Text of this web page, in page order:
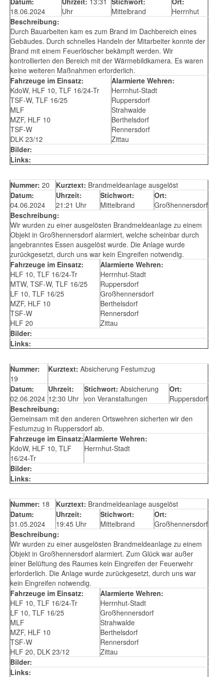
18.06.2024
Uhr
Mittelbrand
Herrnhut
Beschreibung:
Durch Bauarbeiten kam es zum Brand im Dachbereich eines
Gebäudes. Durch schnelles Handeln der Mitarbeiter konnte der
Brand mit einem Feuerlöscher bekämpft werden. Wir
kontrollierten den Bereich mit der Wärmebildkamera. Es waren
keine weiteren Maßnahmen erforderlich.
Fahrzeuge im Einsatz:
KdoW, HLF 10, TLF 16/24-Tr
TSF-W, TLF 16/25
MLF
MZF, HLF 10
TSF-W
DLK 23/12
Alarmierte Wehren:
Herrnhut-Stadt
Ruppersdorf
Strahwalde
Berthelsdorf
Rennersdorf
Zittau
Bilder:
Links:
Nummer: 20 Kurztext: Brandmeldeanlage ausgelöst
Datum:
04.06.2024
Uhrzeit:
21:21 Uhr
Stichwort:
Mittelbrand
Ort:
Großhennersdorf
Beschreibung:
Wir wurden zu einer ausgelösten Brandmeldeanlage zu einem
Objekt in Großhennersdorf alarmiert, welche scheinbar durch
angebranntes Essen ausgelöst wurde. Die Anlage wurde
zurückgesetzt, durch uns war kein Eingreifen notwendig.
Fahrzeuge im Einsatz:
HLF 10, TLF 16/24-Tr
MTW, TSF-W, TLF 16/25
LF 10, TLF 16/25
MZF, HLF 10
TSF-W
HLF 20
Alarmierte Wehren:
Herrnhut-Stadt
Ruppersdorf
Großhennersdorf
Berthelsdorf
Rennersdorf
Zittau
Bilder:
Links:
Nummer:
19
Kurztext: Absicherung Festumzug
Datum:
02.06.2024
Uhrzeit:
12:30 Uhr
Stichwort: Absicherung
von Veranstaltungen
Ort:
Ruppersdorf
Beschreibung:
Gemeinsam mit den anderen Ortswehren sicherten wir den
Festumzug in Ruppersdorf ab.
Fahrzeuge im Einsatz:
KdoW, HLF 10, TLF
16/24-Tr
Alarmierte Wehren:
Herrnhut-Stadt
Bilder:
Links:
Nummer: 18 Kurztext: Brandmeldeanlage ausgelöst
Datum:
31.05.2024
Uhrzeit:
19:45 Uhr
Stichwort:
Mittelbrand
Ort:
Großhennersdorf
Beschreibung:
Wir wurden zu einer ausgelösten Brandmeldeanlage zu einem
Objekt in Großhennersdorf alarmiert. Zum Glück war außer
einer Belüftung des Raumes kein Eingreifen der Feuerwehr
erforderlich. Die Anlage wurde zurückgesetzt, durch uns war
kein Eingreifen notwendig.
Fahrzeuge im Einsatz:
HLF 10, TLF 16/24-Tr
LF 10, TLF 16/25
MLF
MZF, HLF 10
TSF-W
HLF 20, DLK 23/12
Alarmierte Wehren:
Herrnhut-Stadt
Großhennersdorf
Strahwalde
Berthelsdorf
Rennersdorf
Zittau
Bilder:
Links: